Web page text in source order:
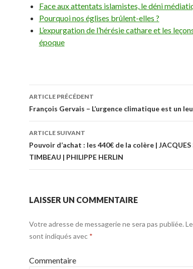
Face aux attentats islamistes, le déni
Pourquoi nos églises brûlent-elles ?
L’expurgation de l’hérésie cathare et les
époque
Navigation des articles
ARTICLE PRÉCÉDENT
François Gervais – L’urgence climatique est un
ARTICLE SUIVANT
Pouvoir d’achat : les 440€ de la colère | JACQUES
TIMBEAU | PHILIPPE HERLIN
LAISSER UN COMMENTAIRE
Votre adresse de messagerie ne sera pas publiée.
sont indiqués avec *
Commentaire